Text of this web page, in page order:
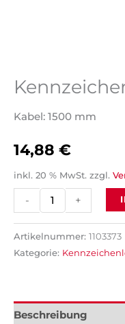
Kabel: 1500 mm
14,88 €
inkl. 20 % MwSt. zzgl.
- +
Artikelnummer: 1103373
Kategorie:
Beschreibung